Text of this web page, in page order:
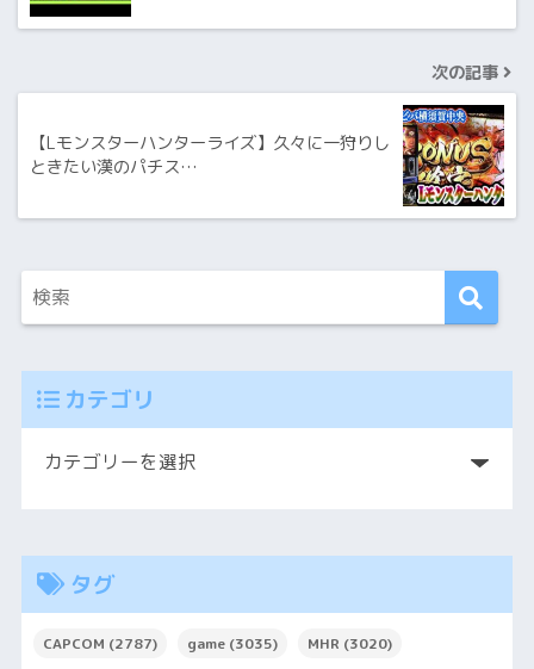
次の記事
【Lモンスターハンターライズ】久々に一狩りし
ときたい漢のパチス…
カテゴリ
タグ
CAPCOM (2787) game(3035) MHR (3020)